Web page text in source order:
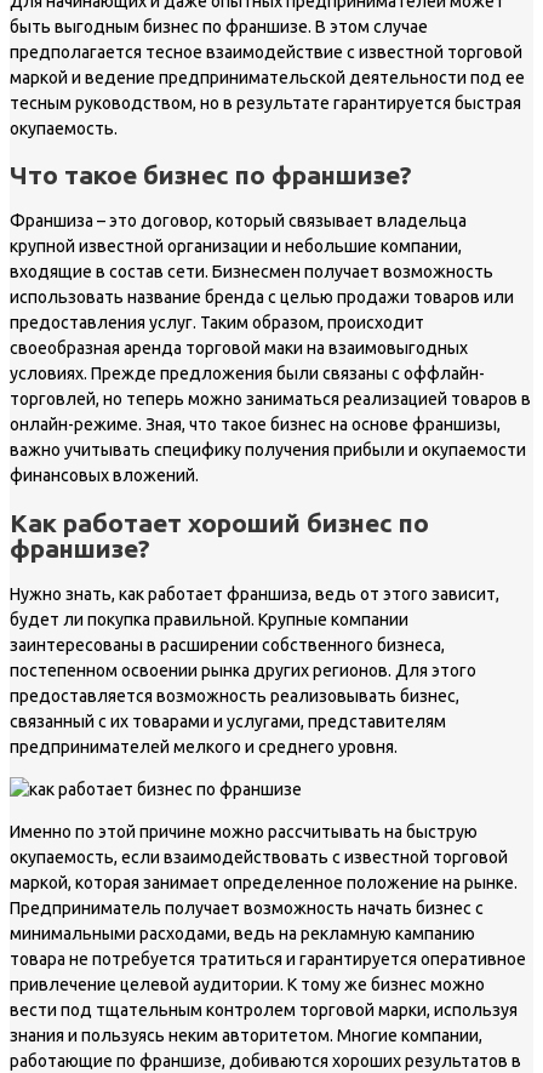
быть выгодным бизнес по франшизе. В этом случае
предполагается тесное взаимодействие с известной торговой
маркой и ведение предпринимательской деятельности под ее
тесным руководством, но в результате гарантируется быстрая
окупаемость.
Что такое бизнес по франшизе?
Франшиза – это договор, который связывает владельца
крупной известной организации и небольшие компании,
входящие в состав сети. Бизнесмен получает возможность
использовать название бренда с целью продажи товаров или
предоставления услуг. Таким образом, происходит
своеобразная аренда торговой маки на взаимовыгодных
условиях. Прежде предложения были связаны с оффлайн-
торговлей, но теперь можно заниматься реализацией товаров в
онлайн-режиме. Зная, что такое бизнес на основе франшизы,
важно учитывать специфику получения прибыли и окупаемости
финансовых вложений.
Как работает хороший бизнес по
франшизе?
Нужно знать, как работает франшиза, ведь от этого зависит,
будет ли покупка правильной. Крупные компании
заинтересованы в расширении собственного бизнеса,
постепенном освоении рынка других регионов. Для этого
предоставляется возможность реализовывать бизнес,
связанный с их товарами и услугами, представителям
предпринимателей мелкого и среднего уровня.
Именно по этой причине можно рассчитывать на быструю
окупаемость, если взаимодействовать с известной торговой
маркой, которая занимает определенное положение на рынке.
Предприниматель получает возможность начать бизнес с
минимальными расходами, ведь на рекламную кампанию
товара не потребуется тратиться и гарантируется оперативное
привлечение целевой аудитории. К тому же бизнес можно
вести под тщательным контролем торговой марки, используя
знания и пользуясь неким авторитетом. Многие компании,
работающие по франшизе, добиваются хороших результатов в